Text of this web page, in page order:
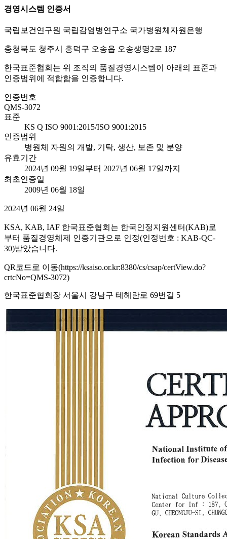
경영시스템 인증서
국립보건연구원 국립감염병연구소 국가병원체자원은행
충청북도 청주시 흥덕구 오송읍 오송생명2로 187
한국표준협회는 위 조직의 품질경영시스템이 아래의 표준과
인증범위에 적합함을 인증합니다.
인증번호
QMS-3072
표준
KS Q ISO 9001:2015/ISO 9001:2015
인증범위
병원체 자원의 개발, 기탁, 생산, 보존 및 분양
유효기간
2024년 09월 19일부터 2027년 06월 17일까지
최초인증일
2009년 06월 18일
2024년 06월 24일
KSA, KAB, IAF 한국표준협회는 한국인정지원센터(KAB)로
부터 품질경영체제 인증기관으로 인정(인정번호 : KAB-QC-
30)받았습니다.
QR코드로 이동(https://ksaiso.or.kr:8380/cs/csap/certView.do?
crtcNo=QMS-3072)
한국표준협회장 서울시 강남구 테헤란로 69번길 5